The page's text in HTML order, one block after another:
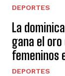
DEPORTES
La
gana el
femeninos
DEPORTES